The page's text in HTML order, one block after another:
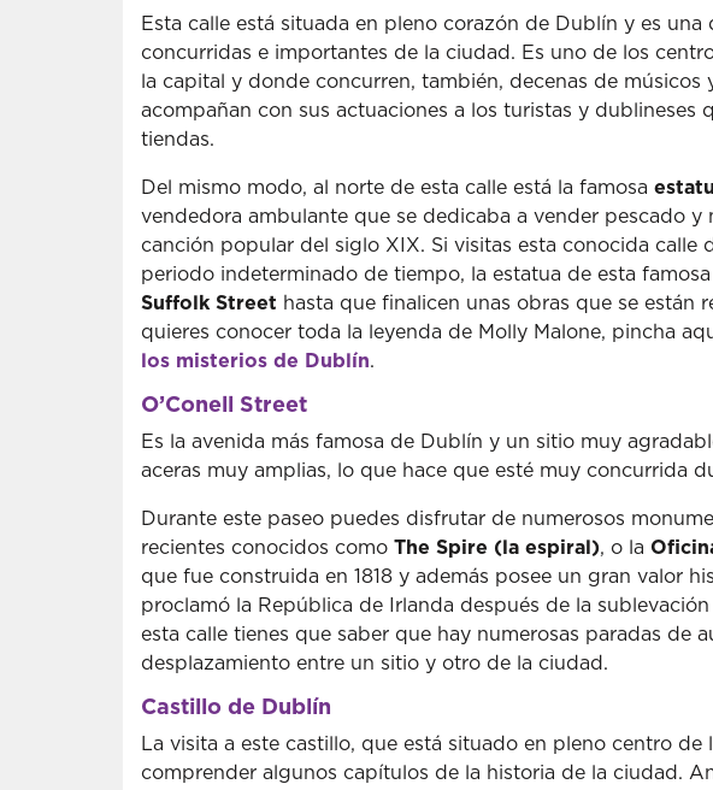
Esta calle está situada en pleno corazón de Dublín y es una
concurridas e importantes de la ciudad. Es uno de los
la capital y donde concurren, también, decenas de músicos
acompañan con sus actuaciones a los turistas y dublineses
tiendas.
Del mismo modo, al norte de esta calle está la famosa
vendedora ambulante que se dedicaba a vender pescado y
canción popular del siglo XIX. Si visitas esta conocida calle
periodo indeterminado de tiempo, la estatua de esta
Suffolk Street hasta que finalicen unas obras que se están
quieres conocer toda la leyenda de Molly Malone, pincha
los misterios de Dublín.
O’Conell Street
Es la avenida más famosa de Dublín y un sitio muy
aceras muy amplias, lo que hace que esté muy concurrida
Durante este paseo puedes disfrutar de numerosos
recientes conocidos como The Spire (la espiral), o la
que fue construida en 1818 y además posee un gran valor
proclamó la República de Irlanda después de la sublevación
esta calle tienes que saber que hay numerosas paradas de
desplazamiento entre un sitio y otro de la ciudad.
Castillo de Dublín
La visita a este castillo, que está situado en pleno centro de
comprender algunos capítulos de la historia de la ciudad.